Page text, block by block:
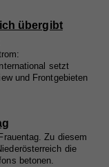
übergibt
setzt
und Frontgebieten
Zu diesem
die
betonen.